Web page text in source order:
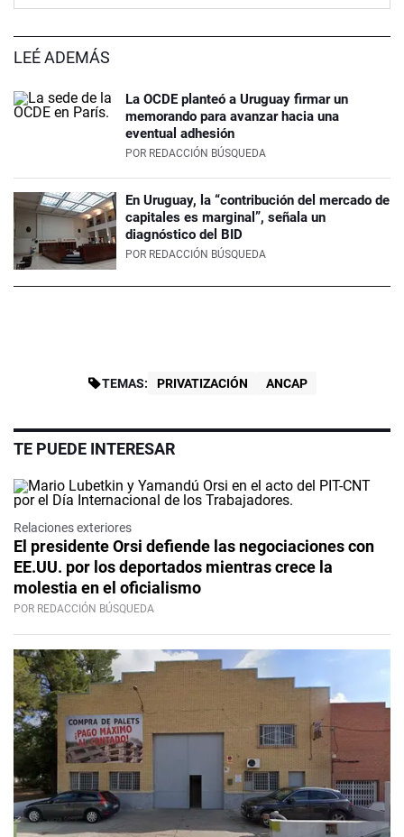
LEÉ ADEMÁS
La OCDE planteó a Uruguay firmar un
memorando para avanzar hacia una
eventual adhesión
POR REDACCIÓN BÚSQUEDA
En Uruguay, la “contribución del mercado de
capitales es marginal”, señala un
diagnóstico del BID
POR REDACCIÓN BÚSQUEDA
TEMAS: PRIVATIZACIÓN ANCAP
TE PUEDE INTERESAR
Relaciones exteriores
El presidente Orsi defiende las negociaciones con
EE.UU. por los deportados mientras crece la
molestia en el oficialismo
POR REDACCIÓN BÚSQUEDA